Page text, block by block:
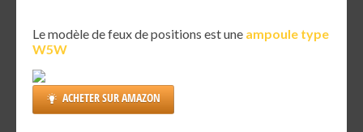
Le modèle de feux de positions est une ampoule type
W5W
ACHETER SUR AMAZON